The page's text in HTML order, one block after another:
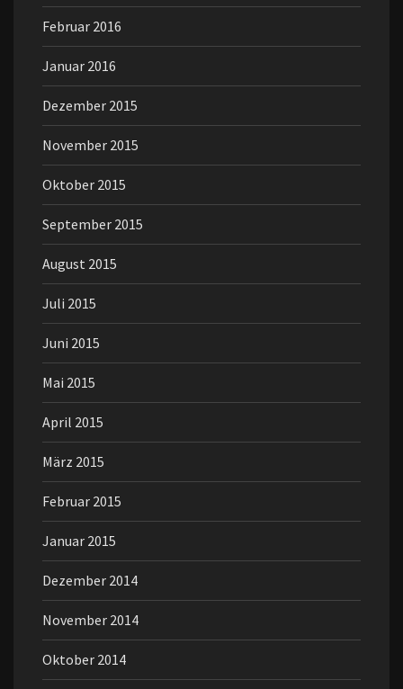
Februar 2016
Januar 2016
Dezember 2015
November 2015
Oktober 2015
September 2015
August 2015
Juli 2015
Juni 2015
Mai 2015
April 2015
März 2015
Februar 2015
Januar 2015
Dezember 2014
November 2014
Oktober 2014